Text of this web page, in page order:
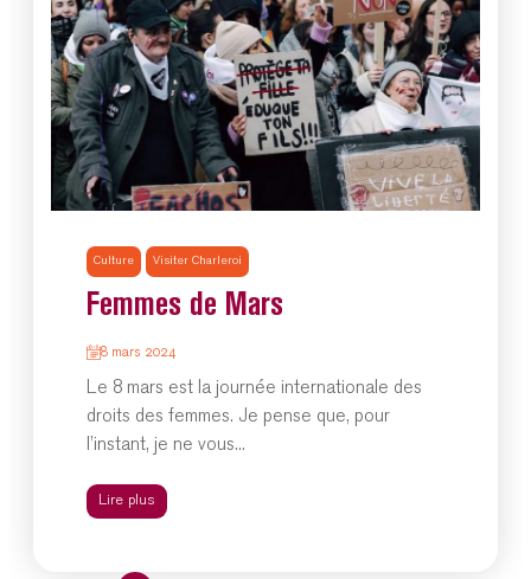
Culture Visiter Charleroi
Femmes de Mars
8 mars 2024
Le 8 mars est la journée internationale des
droits des femmes. Je pense que, pour
l’instant, je ne vous...
Lire plus